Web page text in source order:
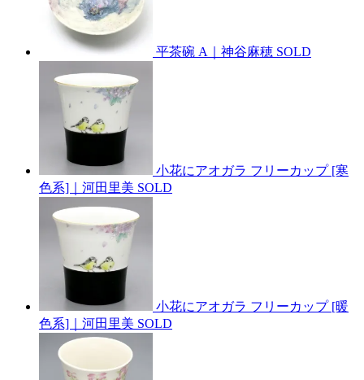
平茶碗 A｜神谷麻穂 SOLD
小花にアオガラ フリーカップ [寒
色系]｜河田里美 SOLD
小花にアオガラ フリーカップ [暖
色系]｜河田里美 SOLD